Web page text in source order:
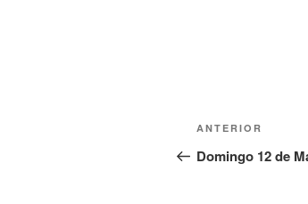
Navegación
de
Entrada
anterior:
ANTERIOR
Domingo 12 de